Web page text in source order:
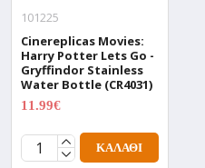
101225
Cinereplicas Movies:
Harry Potter Lets Go -
Gryffindor Stainless
Water Bottle (CR4031)
11.99€
ΚΑΛΆΘΙ